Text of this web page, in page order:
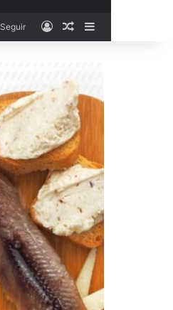
Seguir AccesoPublicación al